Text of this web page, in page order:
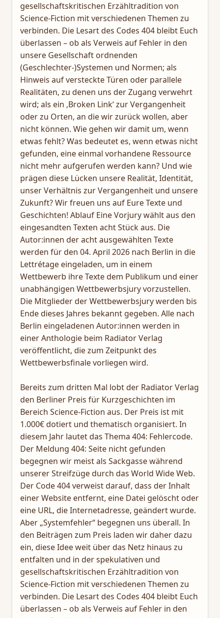
gesellschaftskritischen Erzähltradition von
Science-Fiction mit verschiedenen Themen zu
verbinden. Die Lesart des Codes 404 bleibt Euch
überlassen – ob als Verweis auf Fehler in den
unsere Gesellschaft ordnenden
(Geschlechter-)Systemen und Normen; als
Hinweis auf versteckte Türen oder parallele
Realitäten, zu denen uns der Zugang verwehrt
wird; als ein ‚Broken Link‘ zur Vergangenheit
oder zu Orten, an die wir zurück wollen, aber
nicht können. Wie gehen wir damit um, wenn
etwas fehlt? Was bedeutet es, wenn etwas nicht
gefunden, eine einmal vorhandene Ressource
nicht mehr aufgerufen werden kann? Und wie
prägen diese Lücken unsere Realität, Identität,
unser Verhältnis zur Vergangenheit und unsere
Zukunft? Wir freuen uns auf Eure Texte und
Geschichten! Ablauf Eine Vorjury wählt aus den
eingesandten Texten acht Stück aus. Die
Autor:innen der acht ausgewählten Texte
werden für den 04. April 2026 nach Berlin in die
Lettrétage eingeladen, um in einem
Wettbewerb ihre Texte dem Publikum und einer
unabhängigen Wettbewerbsjury vorzustellen.
Die Mitglieder der Wettbewerbsjury werden bis
Ende dieses Jahres bekannt gegeben. Alle nach
Berlin eingeladenen Autor:innen werden in
einer Anthologie beim Radiator Verlag
veröffentlicht, die zum Zeitpunkt des
Wettbewerbsfinale vorliegen wird.
Bereits zum dritten Mal lobt der Radiator Verlag
den Berliner Preis für Kurzgeschichten im
Bereich Science-Fiction aus. Der Preis ist mit
1.000€ dotiert und thematisch organisiert. In
diesem Jahr lautet das Thema 404: Fehlercode.
Der Meldung 404: Seite nicht gefunden
begegnen wir meist als Sackgasse während
unserer Streifzüge durch das World Wide Web.
Der Code 404 verweist darauf, dass der Inhalt
einer Website entfernt, eine Datei gelöscht oder
eine URL, die Internetadresse, geändert wurde.
Aber „Systemfehler“ begegnen uns überall. In
den Beiträgen zum Preis laden wir daher dazu
ein, diese Idee weit über das Netz hinaus zu
entfalten und in der spekulativen und
gesellschaftskritischen Erzähltradition von
Science-Fiction mit verschiedenen Themen zu
verbinden. Die Lesart des Codes 404 bleibt Euch
überlassen – ob als Verweis auf Fehler in den